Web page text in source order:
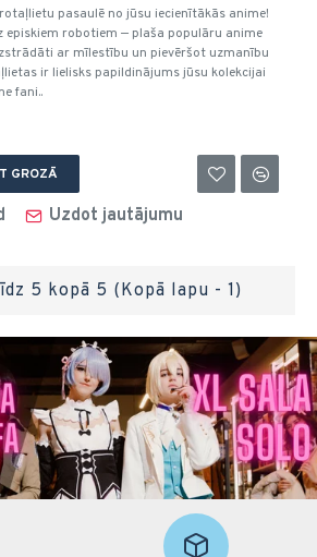
pasaulē no jūsu iecienītākās anime!
episkiem robotiem — plaša populāru anime
ar mīlestību un pievēršot uzmanību
ir lielisks papildinājums jūsu kolekcijai
fani..
GROZĀ
Uzdot jautājumu
5 kopā 5 (Kopā lapu - 1)